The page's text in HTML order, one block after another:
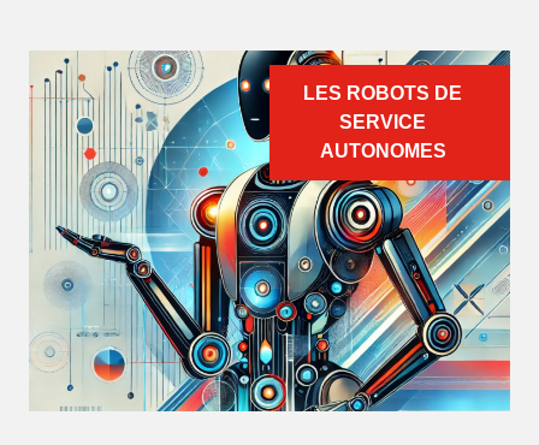
LES ROBOTS DE
SERVICE
AUTONOMES